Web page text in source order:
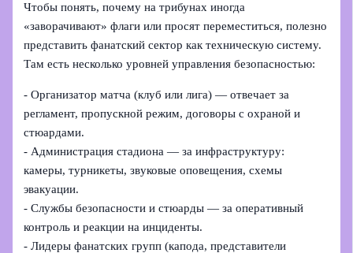
Чтобы понять, почему на трибунах иногда
«заворачивают» флаги или просят переместиться, полезно
представить фанатский сектор как техническую систему.
Там есть несколько уровней управления безопасностью:
- Организатор матча (клуб или лига) — отвечает за
регламент, пропускной режим, договоры с охраной и
стюардами.
- Администрация стадиона — за инфраструктуру:
камеры, турникеты, звуковые оповещения, схемы
эвакуации.
- Службы безопасности и стюарды — за оперативный
контроль и реакции на инциденты.
- Лидеры фанатских групп (капода, представители